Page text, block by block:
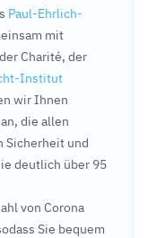
Paul-Ehrlich-
mit
Charité, der
Institut
wir Ihnen
die allen
Sicherheit und
deutlich über 95
von Corona
Sie bequem